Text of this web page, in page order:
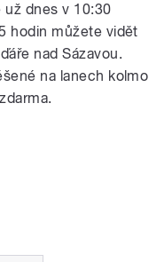
už dnes v 10:30
hodin můžete vidět
nad Sázavou.
na lanech kolmo